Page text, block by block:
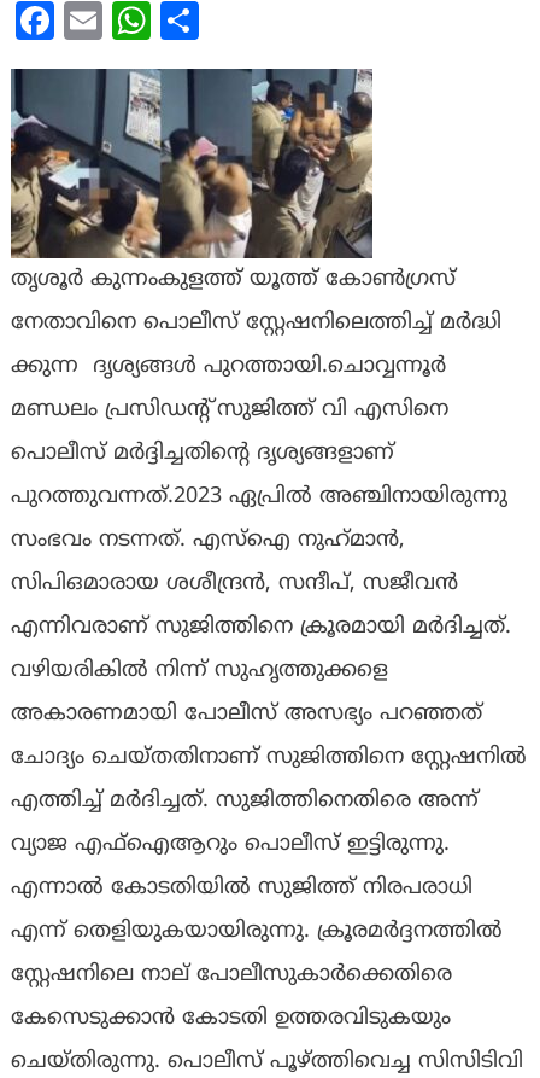
Facebook
Email WhatsApp
തൃശൂർ കുന്നംകുളത്ത് യൂത്ത് കോൺഗ്രസ്
നേതാവിനെ പൊലീസ് സ്റ്റേഷനിലെത്തിച്ച് മർദ്ധി
ക്കുന്ന ദൃശ്യങ്ങൾ പുറത്തായി.ചൊവ്വന്നൂർ
മണ്ഡലം പ്രസിഡന്റ് സുജിത്ത് വി എസിനെ
പൊലീസ് മർദ്ദിച്ചതിന്റെ ദൃശ്യങ്ങളാണ്
പുറത്തുവന്നത്.2023 ഏപ്രിൽ അഞ്ചിനായിരുന്നു
സംഭവം നടന്നത്. എസ്‌ഐ നുഹ്‌മാന്‍,
സിപിഒമാരായ ശശീന്ദ്രന്‍, സന്ദീപ്, സജീവന്‍
എന്നിവരാണ് സുജിത്തിനെ ക്രൂരമായി മര്‍ദിച്ചത്.
വഴിയരികിൽ നിന്ന് സുഹൃത്തുക്കളെ
അകാരണമായി പോലീസ് അസഭ്യം പറഞ്ഞത്
ചോദ്യം ചെയ്തതിനാണ് സുജിത്തിനെ സ്റ്റേഷനിൽ‌
എത്തിച്ച് മർദിച്ചത്. സുജിത്തിനെതിരെ അന്ന്
വ്യാജ എഫ്ഐആറും പൊലീസ് ഇട്ടിരുന്നു.
എന്നാൽ കോടതിയിൽ സുജിത്ത് നിരപരാധി
എന്ന് തെളിയുകയായിരുന്നു. ക്രൂരമർദ്ദനത്തിൽ
സ്റ്റേഷനിലെ നാല് പോലീസുകാർക്കെതിരെ
കേസെടുക്കാൻ കോടതി ഉത്തരവിടുകയും
ചെയ്ത‍ിരുന്നു. പൊലീസ് പൂഴ്ത്തിവെച്ച സിസിടിവി